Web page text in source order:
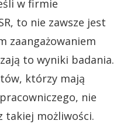
w firmie
to nie zawsze jest
zaangażowaniem
to wyniki badania.
którzy mają
nie
takiej możliwości.